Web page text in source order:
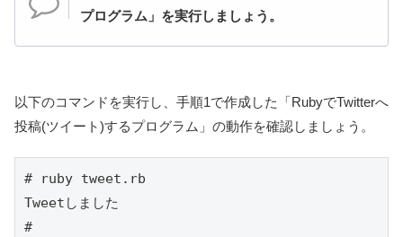
プログラム」を実行しましょう。
以下のコマンドを実行し、手順1で作成した「RubyでTwitterへ
投稿(ツイート)するプログラム」の動作を確認しましょう。
# ruby tweet.rb
Tweetしました
#